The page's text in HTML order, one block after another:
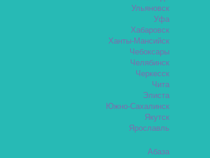
Ульяновск
Уфа
Хабаровск
Ханты-Мансийск
Чебоксары
Челябинск
Черкесск
Чита
Элиста
Южно-Сахалинск
Якутск
Ярославль
Абаза